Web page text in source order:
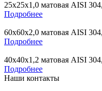
25х25х1,0 матовая AISI
Подробнее
60х60х2,0 матовая AISI
Подробнее
40х40х1,2 матовая AISI
Подробнее
Наши контакты